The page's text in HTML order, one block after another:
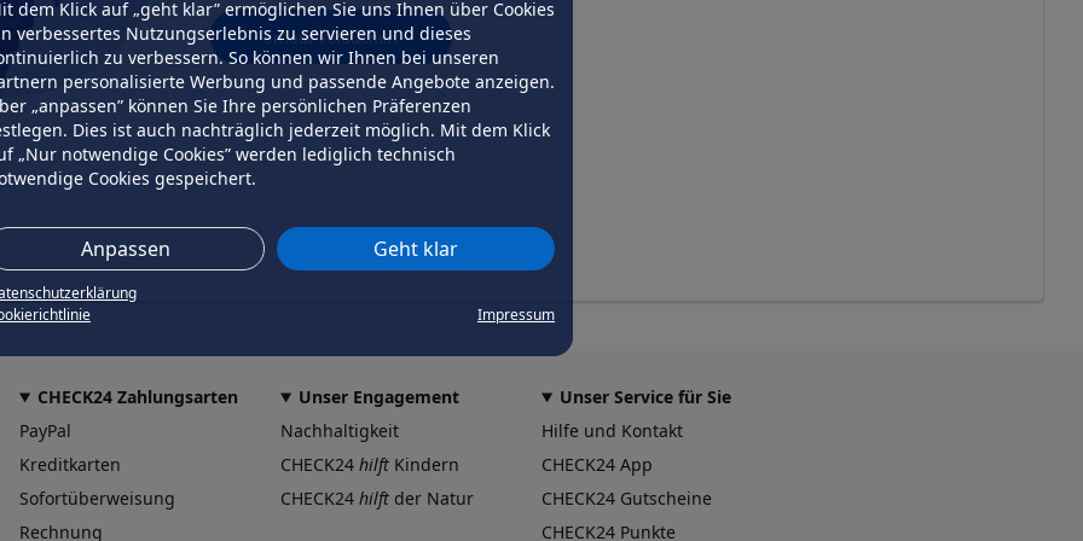
dem Klick auf „geht klar” ermöglichen Sie uns Ihnen über Cookies
verbessertes Nutzungserlebnis zu servieren und dieses
zu verbessern. So können wir Ihnen bei unseren
personalisierte Werbung und passende Angebote anzeigen.
„anpassen” können Sie Ihre persönlichen Präferenzen
Dies ist auch nachträglich jederzeit möglich. Mit dem Klick
„Nur notwendige Cookies” werden lediglich technisch
Cookies gespeichert.
Anpassen Geht klar
Impressum
erneut versuchen
CHECK24 Zahlungsarten
PayPal
Kreditkarten
Sofortüberweisung
Rechnung
Unser Engagement
Nachhaltigkeit
CHECK24 hilft Kindern
CHECK24 hilft der Natur
Unser Service für Sie
Hilfe und Kontakt
CHECK24 App
CHECK24 Gutscheine
CHECK24 Punkte